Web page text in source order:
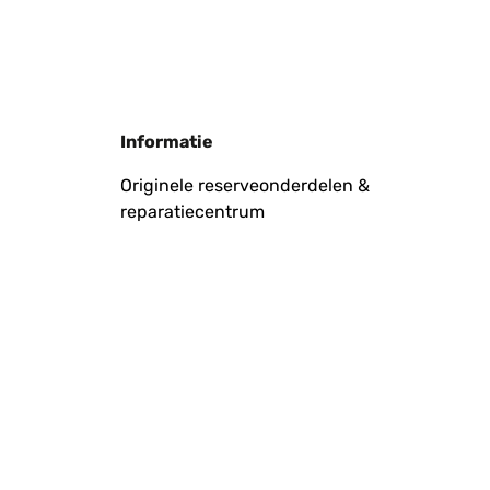
Informatie
Originele reserveonderdelen &
reparatiecentrum